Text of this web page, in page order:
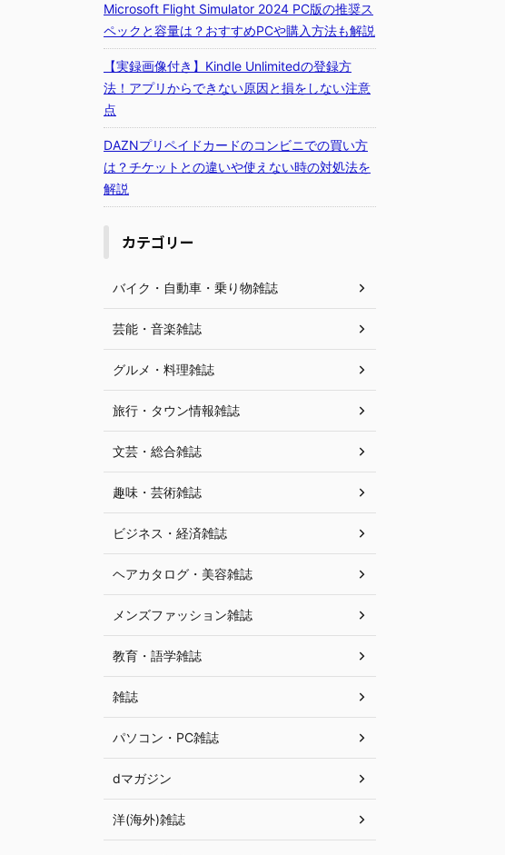
Microsoft Flight Simulator 2024 PC版の推奨ス
ペックと容量は？おすすめPCや購入方法も解説
【実録画像付き】Kindle Unlimitedの登録方
法！アプリからできない原因と損をしない注意
点
DAZNプリペイドカードのコンビニでの買い方
は？チケットとの違いや使えない時の対処法を
解説
カテゴリー
バイク・自動車・乗り物雑誌
芸能・音楽雑誌
グルメ・料理雑誌
旅行・タウン情報雑誌
文芸・総合雑誌
趣味・芸術雑誌
ビジネス・経済雑誌
ヘアカタログ・美容雑誌
メンズファッション雑誌
教育・語学雑誌
雑誌
パソコン・PC雑誌
dマガジン
洋(海外)雑誌